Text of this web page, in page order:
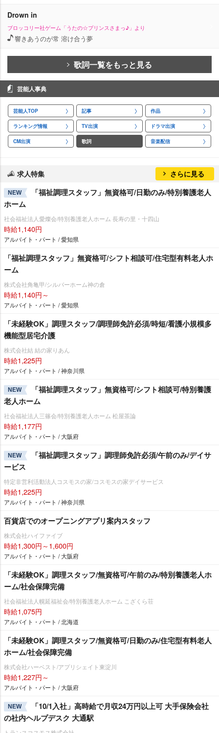
Drown in
ブロッコリー社ゲーム「うたの☆プリンスさまっ♪」より
響きあうのが常 溶け合う夢
歌詞一覧をもっと見る
芸能人事典
芸能人TOP 記事 作品
ランキング情報 TV出演 ドラマ出演
CM出演 歌詞 音楽配信
求人特集 さらに見る
NEW
「福祉調理スタッフ」無資格可/日勤のみ/特別養護老人
ホーム
社会福祉法人愛燦会/特別養護老人ホーム 長寿の里・十四山
時給1,140円
アルバイト・パート / 愛知県
「福祉調理スタッフ」無資格可/シフト相談可/住宅型有料老人ホ
ーム
株式会社角亀甲/シルバーホーム神の倉
時給1,140円～
アルバイト・パート / 愛知県
「未経験OK」調理スタッフ/調理師免許必須/時短/看護小規模多
機能型居宅介護
株式会社結 結の家りあん
時給1,225円
アルバイト・パート / 神奈川県
NEW
「福祉調理スタッフ」無資格可/シフト相談可/特別養護
老人ホーム
社会福祉法人三篠会/特別養護老人ホーム 松屋茶論
時給1,177円
アルバイト・パート / 大阪府
NEW
「福祉調理スタッフ」調理師免許必須/午前のみ/デイサ
ービス
特定非営利活動法人コスモスの家/コスモスの家デイサービス
時給1,225円
アルバイト・パート / 神奈川県
百貨店でのオープニングアプリ案内スタッフ
株式会社ハイファイブ
時給1,300円～1,600円
アルバイト・パート / 大阪府
「未経験OK」調理スタッフ/無資格可/午前のみ/特別養護老人ホ
ーム/社会保障完備
社会福祉法人幌延福祉会/特別養護老人ホーム こざくら荘
時給1,075円
アルバイト・パート / 北海道
「未経験OK」調理スタッフ/無資格可/日勤のみ/住宅型有料老人
ホーム/社会保障完備
株式会社ハーベスト/アプリシェイト東淀川
時給1,227円～
アルバイト・パート / 大阪府
NEW
「10/1入社」高時給で月収24万円以上可 大手保険会社
の社内ヘルプデスク 大通駅